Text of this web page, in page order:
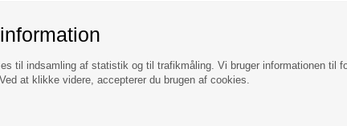
til indsamling af statistik og til trafikmåling. Vi bruger informationen til
at klikke videre, accepterer du brugen af cookies.